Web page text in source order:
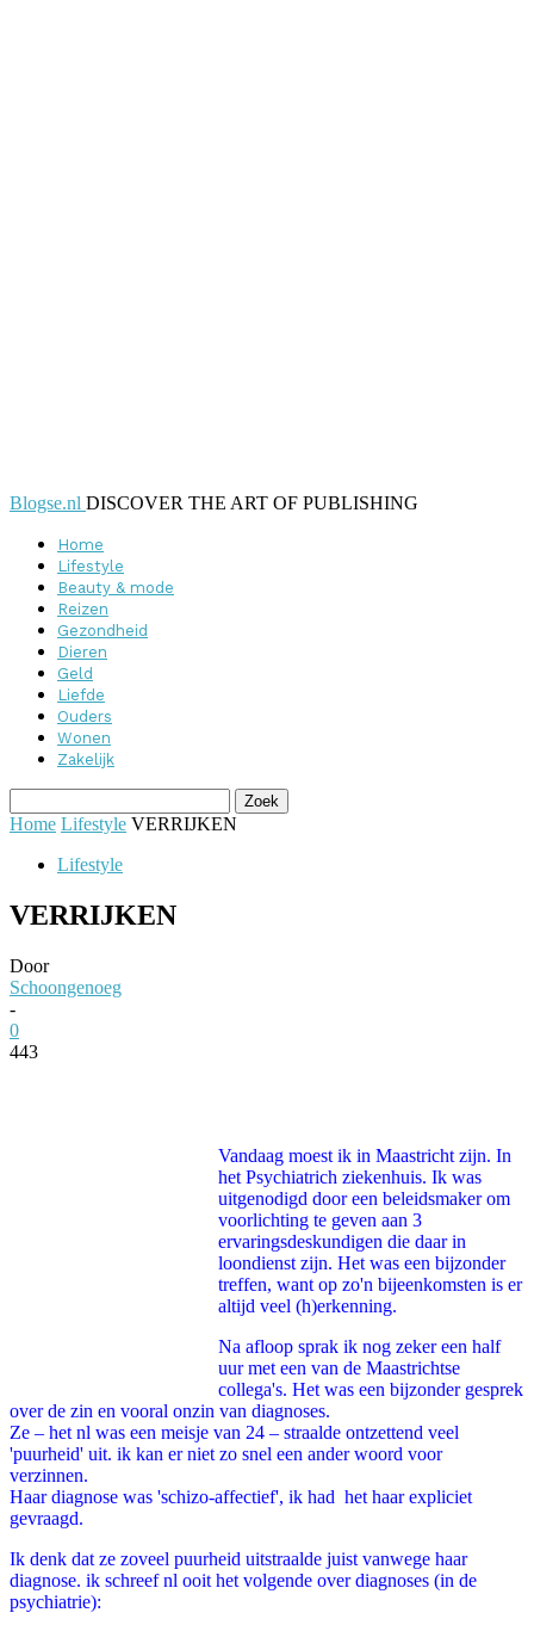
Blogse.nl DISCOVER THE ART OF PUBLISHING
Home
Lifestyle
Beauty & mode
Reizen
Gezondheid
Dieren
Geld
Liefde
Ouders
Wonen
Zakelijk
Home Lifestyle VERRIJKEN
Lifestyle
VERRIJKEN
Door
Schoongenoeg
-
0
443
Vandaag moest ik in Maastricht zijn. In
het Psychiatrich ziekenhuis. Ik was
uitgenodigd door een beleidsmaker om
voorlichting te geven aan 3
ervaringsdeskundigen die daar in
loondienst zijn. Het was een bijzonder
treffen, want op zo'n bijeenkomsten is er
altijd veel (h)erkenning.
Na afloop sprak ik nog zeker een half
uur met een van de Maastrichtse
collega's. Het was een bijzonder gesprek
over de zin en vooral onzin van diagnoses.
Ze – het nl was een meisje van 24 – straalde ontzettend veel
'puurheid' uit. ik kan er niet zo snel een ander woord voor
verzinnen.
Haar diagnose was 'schizo-affectief', ik had het haar expliciet
gevraagd.
Ik denk dat ze zoveel puurheid uitstraalde juist vanwege haar
diagnose. ik schreef nl ooit het volgende over diagnoses (in de
psychiatrie):